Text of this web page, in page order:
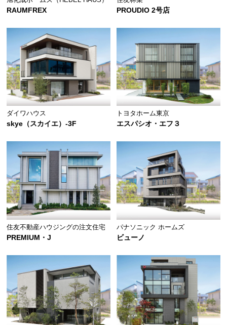
RAUMFREX PROUDIO 2号店
ダイワハウス
skye（スカイエ）-3F
トヨタホーム東京
エスパシオ・エフ３
住友不動産ハウジングの注文住宅
PREMIUM・J
パナソニック ホームズ
ビューノ